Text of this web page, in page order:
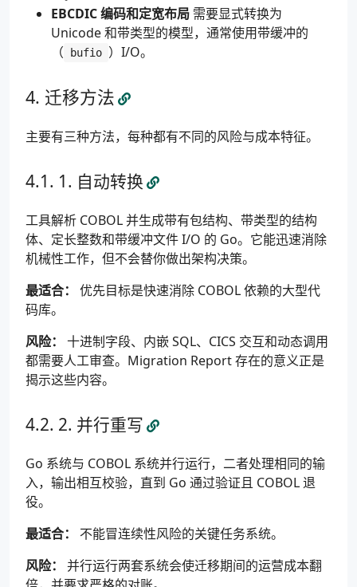
EBCDIC 编码和定宽布局 需要显式转换为
Unicode 和带类型的模型，通常使用带缓冲的
（
bufio ）I/O。
迁移方法
主要有三种方法，每种都有不同的风险与成本特征。
1. 自动转换
工具解析 COBOL 并生成带有包结构、带类型的结构
体、定长整数和带缓冲文件 I/O 的 Go。它能迅速消除
机械性工作，但不会替你做出架构决策。
最适合：
优先目标是快速消除 COBOL 依赖的大型代
码库。
风险：
十进制字段、内嵌 SQL、CICS 交互和动态调用
都需要人工审查。Migration Report 存在的意义正是
揭示这些内容。
2. 并行重写
Go 系统与 COBOL 系统并行运行，二者处理相同的输
入，输出相互校验，直到 Go 通过验证且 COBOL 退
役。
最适合：
不能冒连续性风险的关键任务系统。
风险：
并行运行两套系统会使迁移期间的运营成本翻